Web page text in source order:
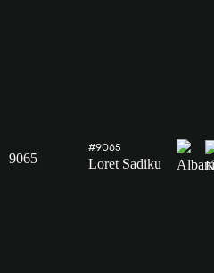
9065
#9065
Loret Sadiku